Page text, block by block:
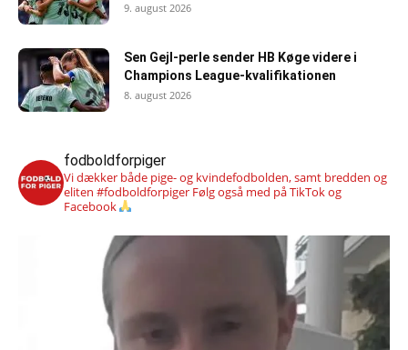
9. august 2026
Sen Gejl-perle sender HB Køge videre i
Champions League-kvalifikationen
8. august 2026
fodboldforpiger
Vi dækker både pige- og kvindefodbolden, samt bredden og
eliten #fodboldforpiger Følg også med på TikTok og
Facebook